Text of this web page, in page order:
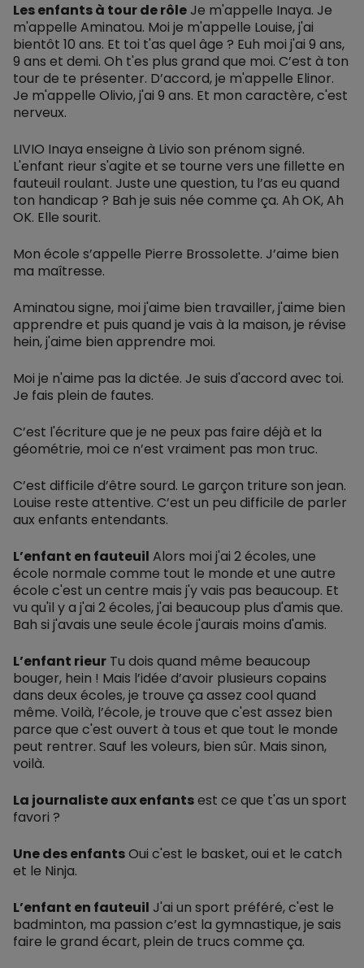
Les enfants à tour de rôleJe m'appelle Inaya. Je
m'appelle Aminatou. Moi je m'appelle Louise, j'ai
bientôt 10 ans. Et toi t'as quel âge ? Euh moi j'ai 9 ans,
9 ans et demi. Oh t'es plus grand que moi. C’est à ton
tour de te présenter. D’accord, je m'appelle Elinor.
Je m'appelle Olivio, j'ai 9 ans. Et mon caractère, c'est
nerveux.
LIVIO Inaya enseigne à Livio son prénom signé.
L'enfant rieur s'agite et se tourne vers une fillette en
fauteuil roulant. Juste une question, tu l’as eu quand
ton handicap ? Bah je suis née comme ça. Ah OK, Ah
OK. Elle sourit.
Mon école s’appelle Pierre Brossolette. J’aime bien
ma maîtresse.
Aminatou signe, moi j'aime bien travailler, j'aime bien
apprendre et puis quand je vais à la maison, je révise
hein, j'aime bien apprendre moi.
Moi je n'aime pas la dictée. Je suis d'accord avec toi.
Je fais plein de fautes.
C’est l'écriture que je ne peux pas faire déjà et la
géométrie, moi ce n’est vraiment pas mon truc.
C’est difficile d’être sourd. Le garçon triture son jean.
Louise reste attentive. C’est un peu difficile de parler
aux enfants entendants.
L’enfant en fauteuil Alors moi j'ai 2 écoles, une
école normale comme tout le monde et une autre
école c'est un centre mais j'y vais pas beaucoup. Et
vu qu'il y a j'ai 2 écoles, j'ai beaucoup plus d'amis que.
Bah si j'avais une seule école j'aurais moins d'amis.
L’enfant rieur Tu dois quand même beaucoup
bouger, hein ! Mais l’idée d’avoir plusieurs copains
dans deux écoles, je trouve ça assez cool quand
même. Voilà, l’école, je trouve que c'est assez bien
parce que c'est ouvert à tous et que tout le monde
peut rentrer. Sauf les voleurs, bien sûr. Mais sinon,
voilà.
La journaliste aux enfantsest ce que t'as un sport
favori ?
Une des enfantsOui c'est le basket, oui et le catch
et le Ninja.
L’enfant en fauteuil J'ai un sport préféré, c'est le
badminton, ma passion c’est la gymnastique, je sais
faire le grand écart, plein de trucs comme ça.